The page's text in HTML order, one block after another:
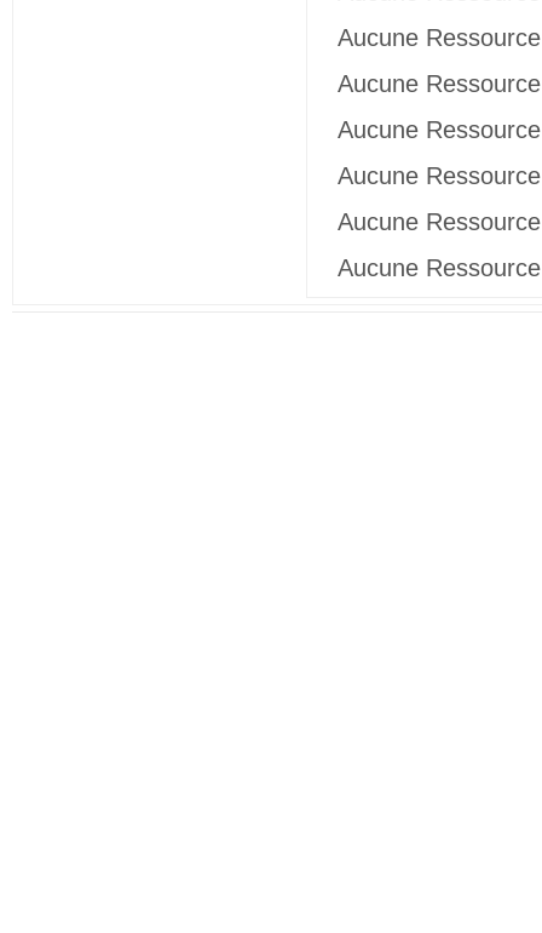
Aucune
Aucune
Aucune
Aucune
Aucune
Aucune